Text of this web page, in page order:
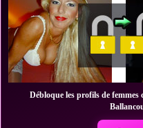
Débloque les profils de